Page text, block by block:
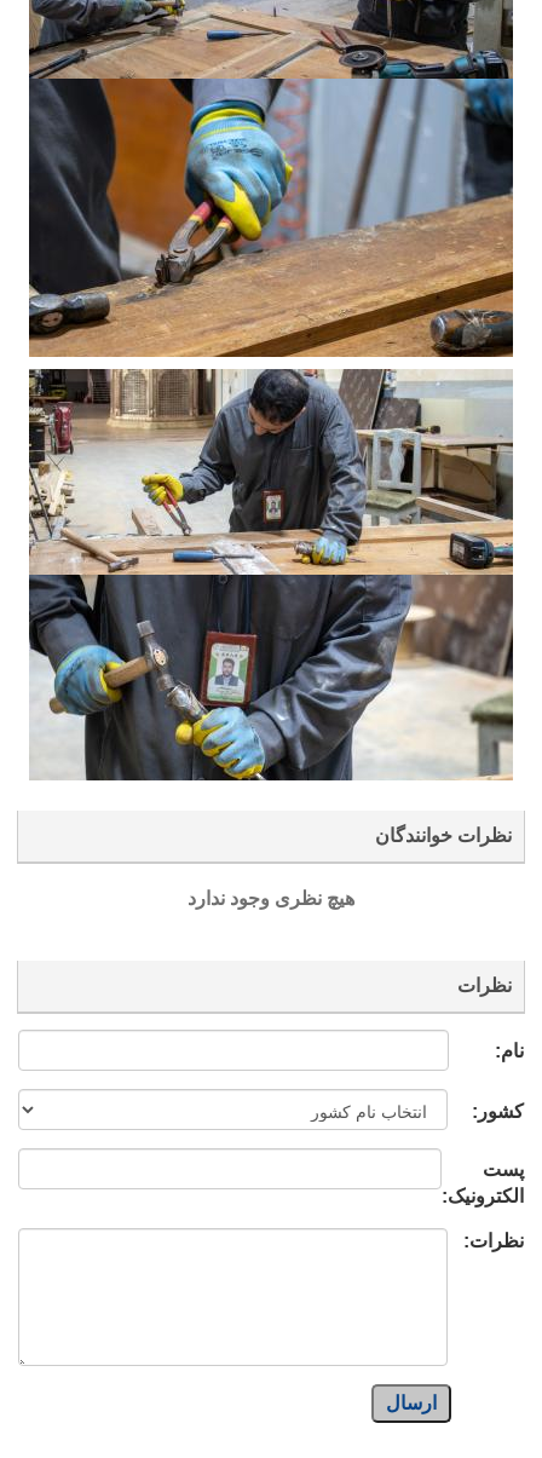
نظرات خوانندگان
هیچ نظری وجود ندارد
نظرات
نام:
کشور:
پست
الکترونیک:
نظرات:
ارسال